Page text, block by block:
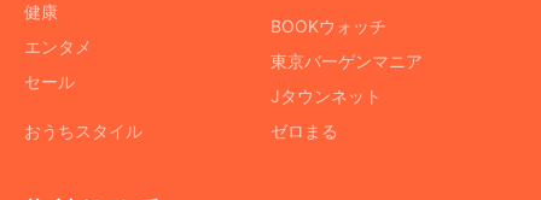
健康
エンタメ
セール
おうちスタイル
BOOKウォッチ
東京バーゲンマニア
Jタウンネット
ゼロまる